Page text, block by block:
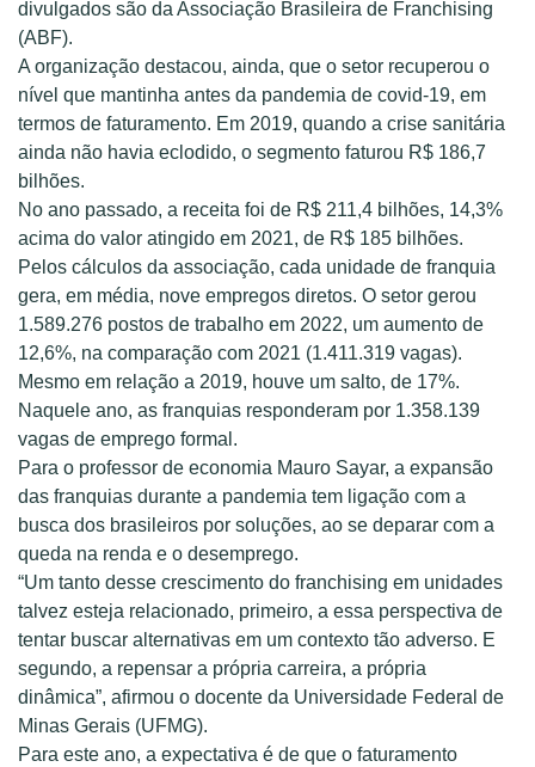
divulgados são da Associação Brasileira de Franchising
(ABF).
A organização destacou, ainda, que o setor recuperou o
nível que mantinha antes da pandemia de covid-19, em
termos de faturamento. Em 2019, quando a crise sanitária
ainda não havia eclodido, o segmento faturou R$ 186,7
bilhões.
No ano passado, a receita foi de R$ 211,4 bilhões, 14,3%
acima do valor atingido em 2021, de R$ 185 bilhões.
Pelos cálculos da associação, cada unidade de franquia
gera, em média, nove empregos diretos. O setor gerou
1.589.276 postos de trabalho em 2022, um aumento de
12,6%, na comparação com 2021 (1.411.319 vagas).
Mesmo em relação a 2019, houve um salto, de 17%.
Naquele ano, as franquias responderam por 1.358.139
vagas de emprego formal.
Para o professor de economia Mauro Sayar, a expansão
das franquias durante a pandemia tem ligação com a
busca dos brasileiros por soluções, ao se deparar com a
queda na renda e o desemprego.
“Um tanto desse crescimento do franchising em unidades
talvez esteja relacionado, primeiro, a essa perspectiva de
tentar buscar alternativas em um contexto tão adverso. E
segundo, a repensar a própria carreira, a própria
dinâmica”, afirmou o docente da Universidade Federal de
Minas Gerais (UFMG).
Para este ano, a expectativa é de que o faturamento